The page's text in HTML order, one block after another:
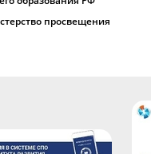
просвещения